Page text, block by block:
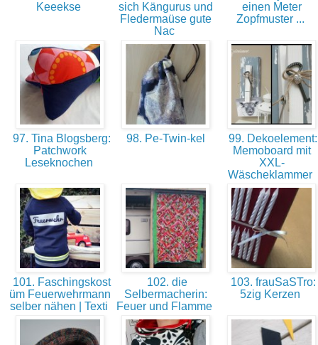
Keeekse
sich Kängurus und
Fledermaüse gute
Nac
einen Meter
Zopfmuster ...
97. Tina Blogsberg:
Patchwork
Leseknochen
98. Pe-Twin-kel
99. Dekoelement:
Memoboard mit
XXL-
Wäscheklammer
101. Faschingskost
üm Feuerwehrmann
selber nähen | Texti
102. die
Selbermacherin:
Feuer und Flamme
103. frauSaSTro:
5zig Kerzen